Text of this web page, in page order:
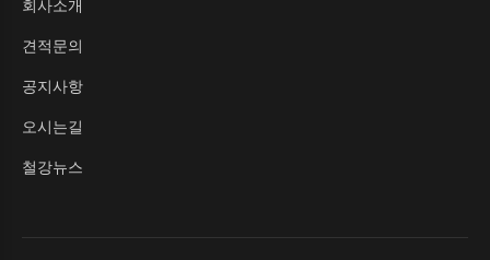
회사소개
견적문의
공지사항
오시는길
철강뉴스